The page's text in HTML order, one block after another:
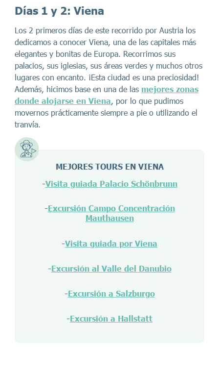
Días 1 y 2: Viena
Los 2 primeros días de este recorrido por Austria los
dedicamos a conocer Viena, una de las capitales más
elegantes y bonitas de Europa. Recorrimos sus
palacios, sus iglesias, sus áreas verdes y muchos otros
lugares con encanto. ¡Esta ciudad es una preciosidad!
Además, hicimos base en una de las mejores zonas
donde alojarse en Viena, por lo que pudimos
movernos prácticamente siempre a pie o utilizando el
tranvía.
MEJORES TOURS EN VIENA
-Visita guiada Palacio Schönbrunn
-Excursión Campo Concentración
Mauthausen
-Visita guiada por Viena
-Excursión al Valle del Danubio
-Excursión a Salzburgo
-Excursión a Hallstatt